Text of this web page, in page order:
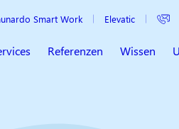
Smart Work Elevatic
Referenzen Wissen